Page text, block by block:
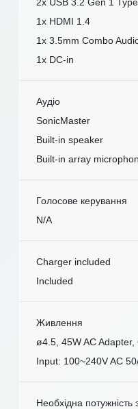
1x HDMI 1.4
1x 3.5mm Combo
1x DC-in
Аудіо
SonicMaster
Built-in speaker
Built-in array
Голосове керування
N/A
Charger included
Included
Живлення
ø4.5, 45W AC
Input: 100~240V AC
Необхідна потужність